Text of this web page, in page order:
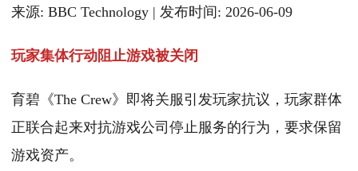
来源: BBC Technology | 发布时间: 2026-06-09
玩家集体行动阻止游戏被关闭
育碧《The Crew》即将关服引发玩家抗议，玩家群体
正联合起来对抗游戏公司停止服务的行为，要求保留
游戏资产。